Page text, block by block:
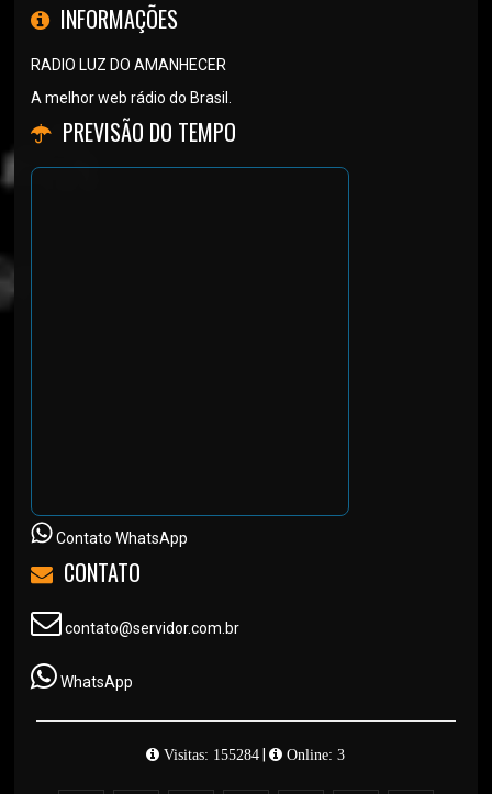
INFORMAÇÕES
RADIO LUZ DO AMANHECER
A melhor web rádio do Brasil.
PREVISÃO DO TEMPO
Contato WhatsApp
CONTATO
contato@servidor.com.br
WhatsApp
Visitas: 155284 | Online: 3